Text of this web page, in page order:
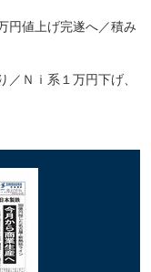
円値上げ完遂へ／積み
Ｎｉ系１万円下げ、